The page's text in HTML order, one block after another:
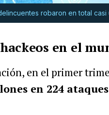
robaron en total casi
en el
en el primer
en 224 ataques